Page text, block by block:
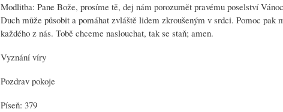
Modlitba: Pane Bože, prosíme tě, dej nám porozumět pravému poselství
Duch může působit a pomáhat zvláště lidem zkroušeným v srdci. Pomoc pak
každého z nás. Tobě chceme naslouchat, tak se staň; amen.
Vyznání víry
Pozdrav pokoje
Píseň: 379